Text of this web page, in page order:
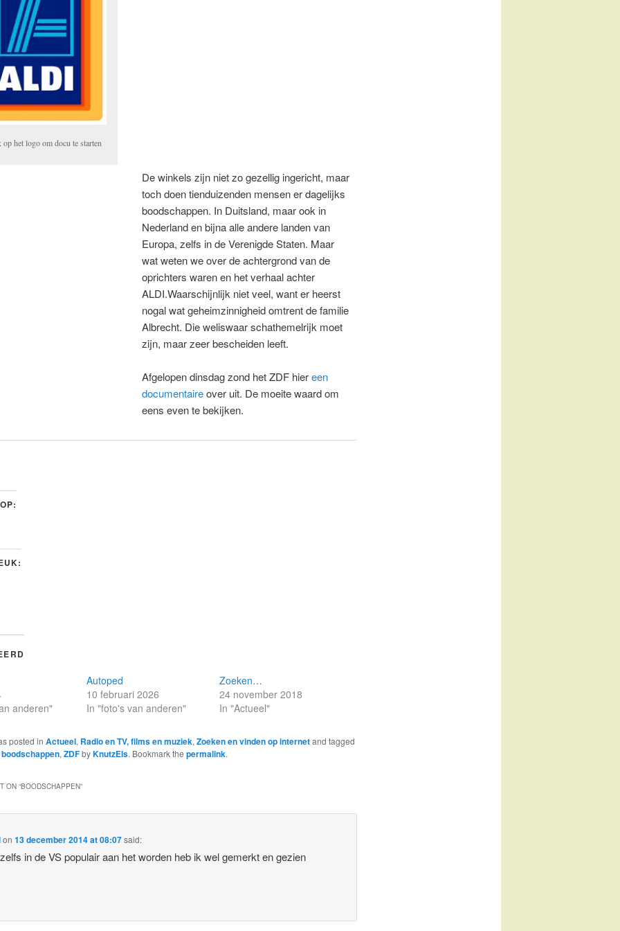
het logo om docu te starten
De winkels zijn niet zo gezellig ingericht, maar
toch doen tienduizenden mensen er dagelijks
boodschappen. In Duitsland, maar ook in
Nederland en bijna alle andere landen van
Europa, zelfs in de Verenigde Staten. Maar
wat weten we over de achtergrond van de
oprichters waren en het verhaal achter
ALDI.Waarschijnlijk niet veel, want er heerst
nogal wat geheimzinnigheid omtrent de familie
Albrecht. Die weliswaar schathemelrijk moet
zijn, maar zeer bescheiden leeft.
Afgelopen dinsdag zond het ZDF hiereen
documentaireover uit. De moeite waard om
eens even te bekijken.
anderen"
Autoped
10 februari 2026
In "foto's van anderen"
Zoeken…
24 november 2018
In "Actueel"
posted in Actueel, Radio en TV, films en muziek,Zoeken en vinden op internetand tagged
boodschappen,ZDFbyKnutzEls. Bookmark the permalink.
ON “BOODSCHAPPEN”
on13 december 2014 at 08:07said:
in de VS populair aan het worden heb ik wel gemerkt en gezien